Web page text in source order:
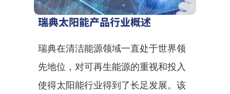
瑞典太阳能产品行业概述
瑞典在清洁能源领域一直处于世界领
先地位，对可再生能源的重视和投入
使得太阳能行业得到了长足发展。该